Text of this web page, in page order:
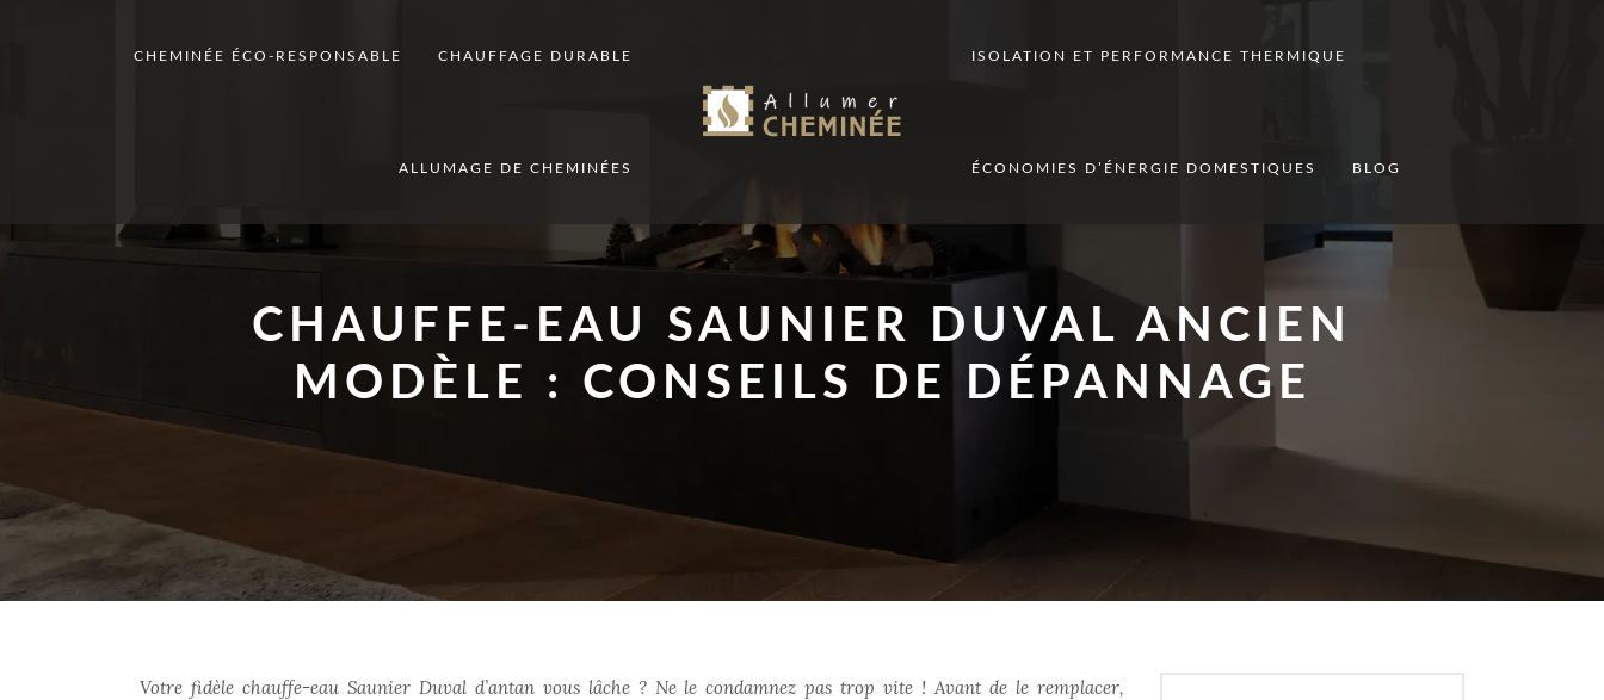
CHAUFFAGE DURABLE
CHEMINÉE ÉCO-RESPONSABLE
ALLUMAGE DE CHEMINÉES
ISOLATION ET PERFORMANCE THERMIQUE
ÉCONOMIES D’ÉNERGIE DOMESTIQUES BLOG
CHAUFFE-EAU SAUNIER DUVAL ANCIEN
MODÈLE : CONSEILS DE DÉPANNAGE
Votre fidèle chauffe-eau Saunier Duval d’antan vous lâche ? Ne le condamnez pas trop vite ! Avant de le remplacer,